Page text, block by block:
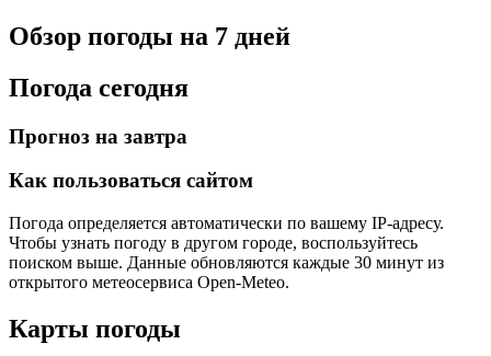
Обзор погоды на 7 дней
Погода сегодня
Прогноз на завтра
Как пользоваться сайтом
Погода определяется автоматически по вашему IP-адресу.
Чтобы узнать погоду в другом городе, воспользуйтесь
поиском выше. Данные обновляются каждые 30 минут из
открытого метеосервиса Open-Meteo.
Карты погоды